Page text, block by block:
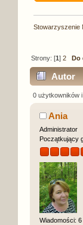
Stowarzyszenie
Strony: [1]2 Do
Autor
0 użytkowników
Ania
Administrator
Początkujący
Wiadomości: 6